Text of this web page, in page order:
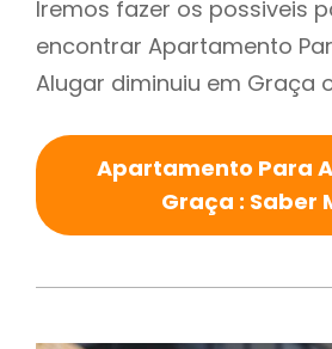
Iremos fazer os possiveis
encontrar Apartamento
Alugar diminuiu em Graça
Apartamento Para
Graça : Saber